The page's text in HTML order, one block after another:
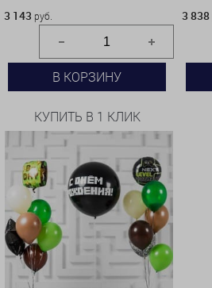
3 143 руб.
В КОРЗИНУ
КУПИТЬ В 1 КЛИК
3 838